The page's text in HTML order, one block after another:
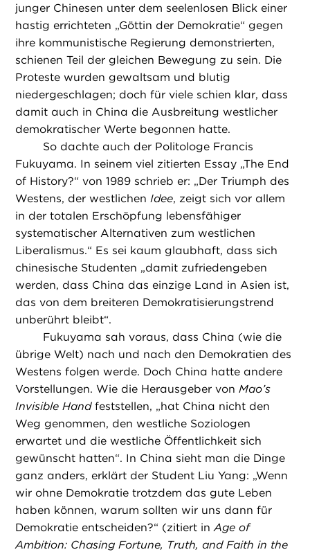
junger Chinesen unter dem seelenlosen Blick einer
hastig errichteten „Göttin der Demokratie“ gegen
ihre kommunistische Regierung demonstrierten,
schienen Teil der gleichen Bewegung zu sein. Die
Proteste wurden gewaltsam und blutig
niedergeschlagen; doch für viele schien klar, dass
damit auch in China die Ausbreitung westlicher
demokratischer Werte begonnen hatte.
So dachte auch der Politologe Francis
Fukuyama. In seinem viel zitierten Essay „The End
of History?“ von 1989 schrieb er: „Der Triumph des
Westens, der westlichenIdee, zeigt sich vor allem
in der totalen Erschöpfung lebensfähiger
systematischer Alternativen zum westlichen
Liberalismus.“ Es sei kaum glaubhaft, dass sich
chinesische Studenten „damit zufriedengeben
werden, dass China das einzige Land in Asien ist,
das von dem breiteren Demokratisierungstrend
unberührt bleibt“.
Fukuyama sah voraus, dass China (wie die
übrige Welt) nach und nach den Demokratien des
Westens folgen werde. Doch China hatte andere
Vorstellungen. Wie die Herausgeber vonMao’s
Invisible Handfeststellen, „hat China nicht den
Weg genommen, den westliche Soziologen
erwartet und die westliche Öffentlichkeit sich
gewünscht hatten“. In China sieht man die Dinge
ganz anders, erklärt der Student Liu Yang: „Wenn
wir ohne Demokratie trotzdem das gute Leben
haben können, warum sollten wir uns dann für
Demokratie entscheiden?“ (zitiert inAge of
Ambition: Chasing Fortune, Truth, and Faith in the